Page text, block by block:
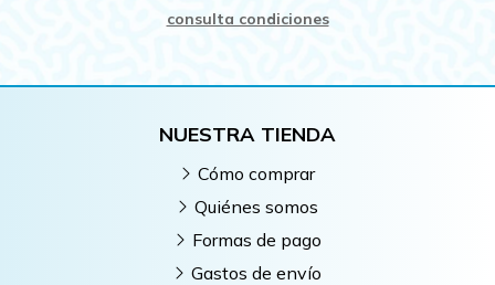
consulta condiciones
NUESTRA TIENDA
Cómo comprar
Quiénes somos
Formas de pago
Gastos de envío